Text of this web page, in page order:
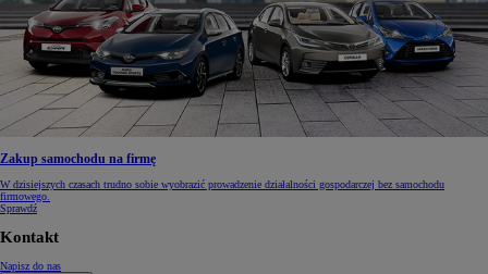
Zakup samochodu na firmę
W dzisiejszych czasach trudno sobie wyobrazić prowadzenie działalności gospodarczej bez samochodu
firmowego.
Sprawdź
Kontakt
Napisz do nas